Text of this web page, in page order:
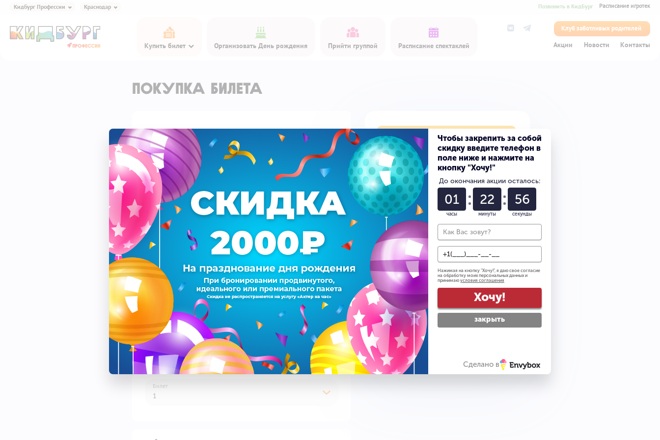
Кидбург Профессии
Кидбург Игра и Еда
Кидбург Профессии
Краснодар Позвонить в КидБург Расписание игротек
Купить билет Организовать День рождения Прийти группой Расписание спектаклей
Клуб заботливых родителей
Акции Новости Контакты
Покупка билета
Спектакль
Площадка
1
Билет
Купить билет на сказку
Детский билет
Доп. услуги 0
Скидка
Итого 0
Подписаться на e-mail рассылку
Согласен на обработку персональных данных
Ознакомился с правилами посещения
Чтобы закрепить за собой
скидку введите телефон в
поле ниже и нажмите на
кнопку "Хочу!"
До окончания акции осталось:
01
часы
22
минуты
56
секунды
Нажимая на кнопку "Хочу!", я даю свое согласие
на обработку моих персональных данных и
принимаю условия соглашения
Хочу!
закрыть
Сделано в